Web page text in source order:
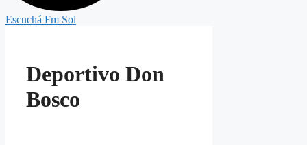
Escuchá Fm Sol
Deportivo Don
Bosco